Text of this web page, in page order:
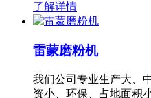
了解详情
雷蒙磨粉机
我们公司专业生产大、
资小、环保、占地面积